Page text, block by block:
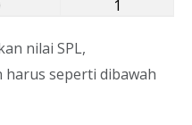
1
nilai SPL,
harus seperti dibawah